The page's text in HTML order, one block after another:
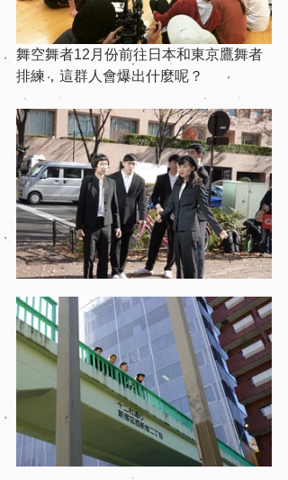
舞空舞者12月份前往日本和東京鷹舞者
排練，這群人會爆出什麼呢？